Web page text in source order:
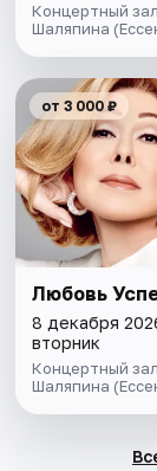
Концертный
Шаляпина
от 3 000 ₽
Любовь
8 декабря
вторник
Концертный
Шаляпина